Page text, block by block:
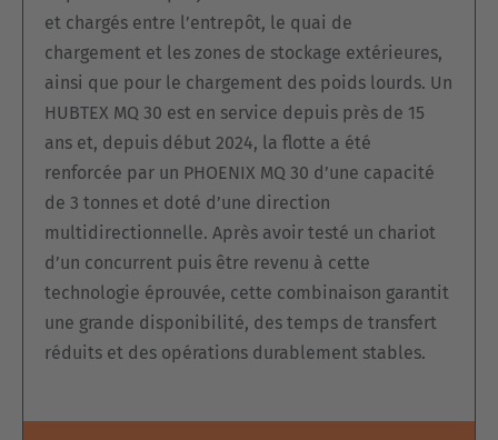
Österreich
Deutsch
Polska
Türkiye
Türkçe
English Neutral
et chargés entre l’entrepôt, le quai de
chargement et les zones de stockage extérieures,
ainsi que pour le chargement des poids lourds. Un
HUBTEX MQ 30 est en service depuis près de 15
ans et, depuis début 2024, la flotte a été
renforcée par un PHOENIX MQ 30 d’une capacité
de 3 tonnes et doté d’une direction
multidirectionnelle. Après avoir testé un chariot
d’un concurrent puis être revenu à cette
technologie éprouvée, cette combinaison garantit
une grande disponibilité, des temps de transfert
réduits et des opérations durablement stables.